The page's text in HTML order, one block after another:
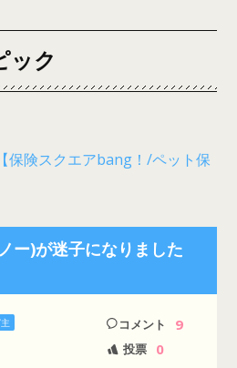
ック
保険スクエアbang！/ペット保
ー)が迷子になりました
コメント 9
投票 0